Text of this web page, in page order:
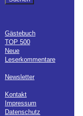
Gästebuch
TOP 500
Neue
Leserkommentare
Newsletter
Kontakt
Impressum
Datenschutz